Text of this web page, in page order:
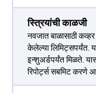
स्त्रियांची काळजी
नवजात बाळासाठी
केलेल्या लिमिट्सपर्यंत.
इन्शुअर्डपर्यंत मिळते.
रिपोर्ट्स सबमिट